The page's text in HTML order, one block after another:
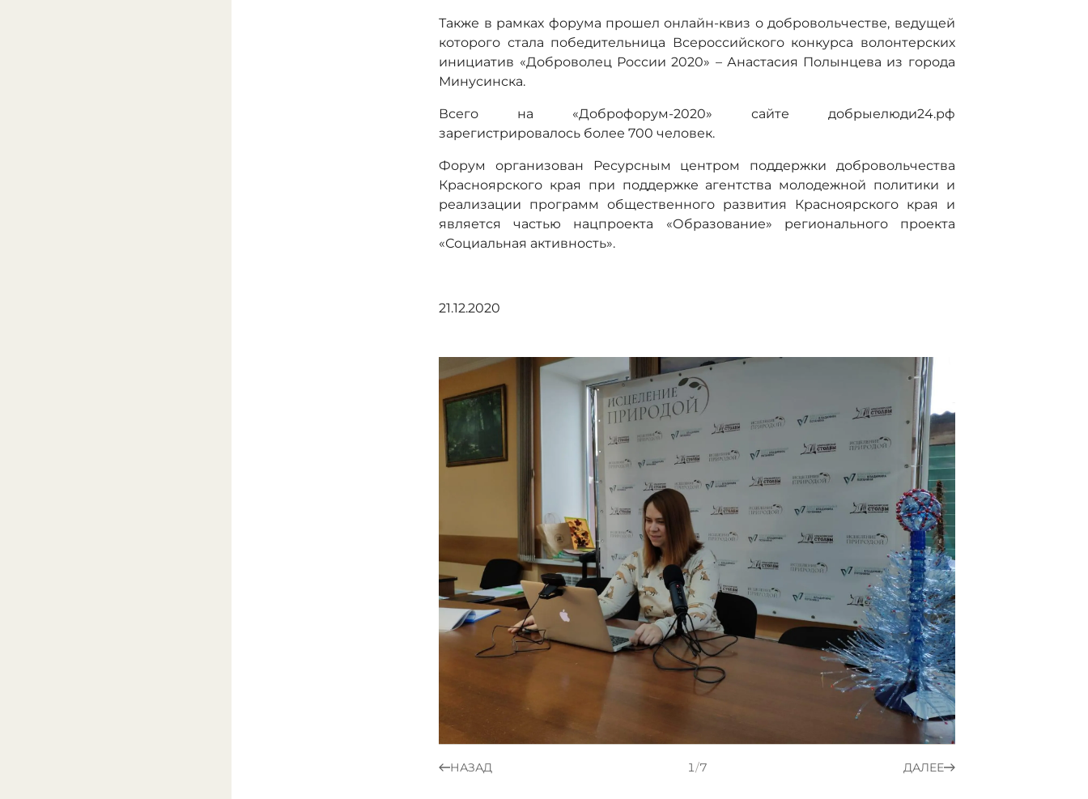
Также в рамках форума прошел онлайн-квиз о добровольчестве, ведущей
которого стала победительница Всероссийского конкурса волонтерских
инициатив «Доброволец России 2020» – Анастасия Полынцева из города
Минусинска.
Всего на «Доброфорум-2020» сайте добрыелюди24.рф
зарегистрировалось более 700 человек.
Форум организован Ресурсным центром поддержки добровольчества
Красноярского края при поддержке агентства молодежной политики и
реализации программ общественного развития Красноярского края и
является частью нацпроекта «Образование» регионального проекта
«Социальная активность».
21.12.2020
НАЗАД 1/7 ДАЛЕЕ